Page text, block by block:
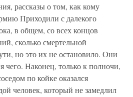
рассказы о том, как кому
Приходили с далекого
в общем, со всех концов
сколько смертельной
но это их не остановило. Они
чего. Наконец, только к полночи,
по койке оказался
человек, который не замедлил